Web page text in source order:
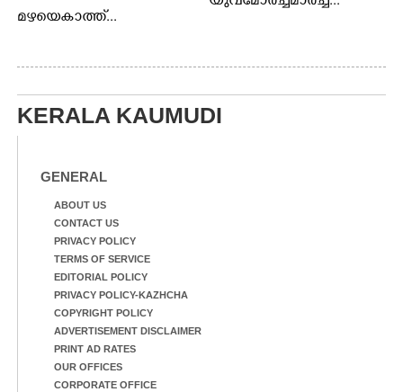
മഴയെകാത്ത്...
KERALA KAUMUDI
GENERAL
ABOUT US
CONTACT US
PRIVACY POLICY
TERMS OF SERVICE
EDITORIAL POLICY
PRIVACY POLICY-KAZHCHA
COPYRIGHT POLICY
ADVERTISEMENT DISCLAIMER
PRINT AD RATES
OUR OFFICES
CORPORATE OFFICE